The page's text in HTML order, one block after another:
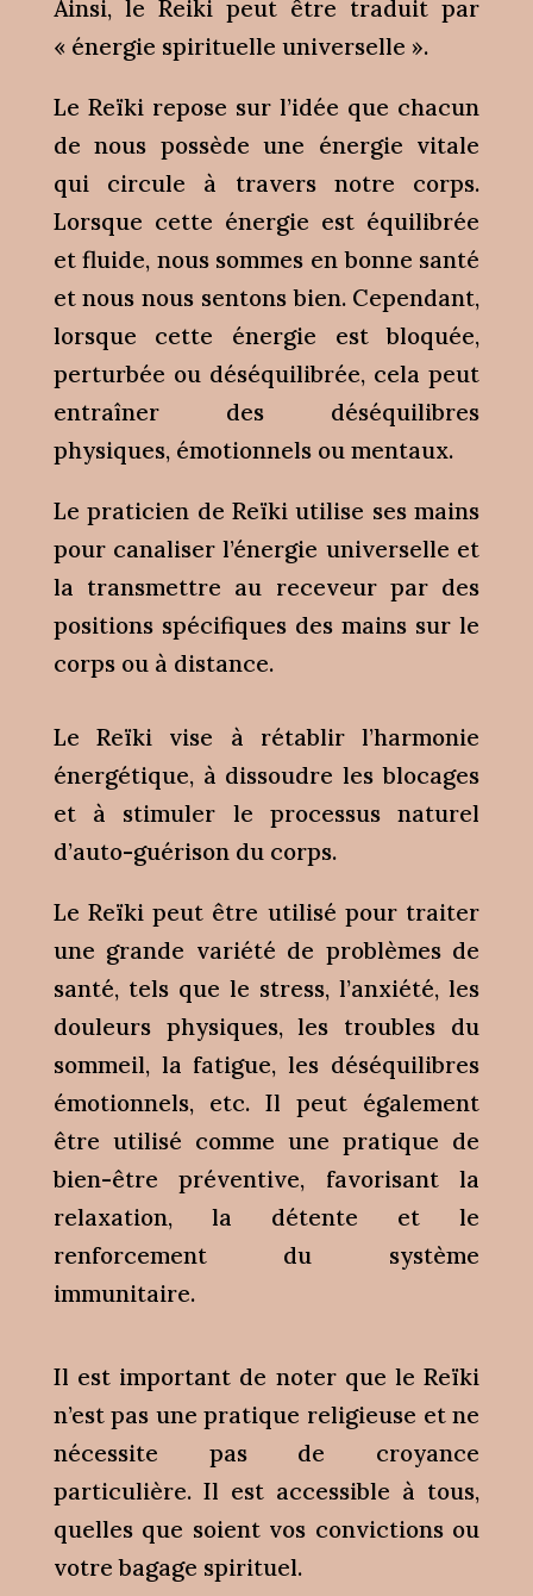
Ainsi, le Reiki peut être traduit par
« énergie spirituelle universelle ».
Le Reïki repose sur l’idée que chacun
de nous possède une énergie vitale
qui circule à travers notre corps.
Lorsque cette énergie est équilibrée
et fluide, nous sommes en bonne santé
et nous nous sentons bien. Cependant,
lorsque cette énergie est bloquée,
perturbée ou déséquilibrée, cela peut
entraîner des déséquilibres
physiques, émotionnels ou mentaux.
Le praticien de Reïki utilise ses mains
pour canaliser l’énergie universelle et
la transmettre au receveur par des
positions spécifiques des mains sur le
corps ou à distance.
Le Reïki vise à rétablir l’harmonie
énergétique, à dissoudre les blocages
et à stimuler le processus naturel
d’auto-guérison du corps.
Le Reïki peut être utilisé pour traiter
une grande variété de problèmes de
santé, tels que le stress, l’anxiété, les
douleurs physiques, les troubles du
sommeil, la fatigue, les déséquilibres
émotionnels, etc. Il peut également
être utilisé comme une pratique de
bien-être préventive, favorisant la
relaxation, la détente et le
renforcement du système
immunitaire.
Il est important de noter que le Reïki
n’est pas une pratique religieuse et ne
nécessite pas de croyance
particulière. Il est accessible à tous,
quelles que soient vos convictions ou
votre bagage spirituel.